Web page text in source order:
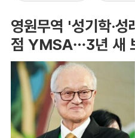
영원무역 '성기학·
점 YMSA…3년 새